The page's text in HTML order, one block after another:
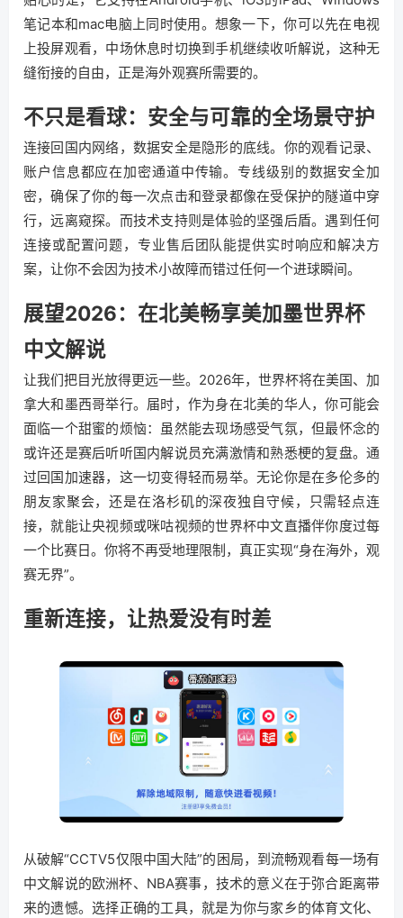
笔记本和mac电脑上同时使用。想象一下，你可以先在电视
上投屏观看，中场休息时切换到手机继续收听解说，这种无
缝衔接的自由，正是海外观赛所需要的。
不只是看球：安全与可靠的全场景守护
连接回国内网络，数据安全是隐形的底线。你的观看记录、
账户信息都应在加密通道中传输。专线级别的数据安全加
密，确保了你的每一次点击和登录都像在受保护的隧道中穿
行，远离窥探。而技术支持则是体验的坚强后盾。遇到任何
连接或配置问题，专业售后团队能提供实时响应和解决方
案，让你不会因为技术小故障而错过任何一个进球瞬间。
展望2026：在北美畅享美加墨世界杯
中文解说
让我们把目光放得更远一些。2026年，世界杯将在美国、加
拿大和墨西哥举行。届时，作为身在北美的华人，你可能会
面临一个甜蜜的烦恼：虽然能去现场感受气氛，但最怀念的
或许还是赛后听听国内解说员充满激情和熟悉梗的复盘。通
过回国加速器，这一切变得轻而易举。无论你是在多伦多的
朋友家聚会，还是在洛杉矶的深夜独自守候，只需轻点连
接，就能让央视频或咪咕视频的世界杯中文直播伴你度过每
一个比赛日。你将不再受地理限制，真正实现“身在海外，观
赛无界”。
重新连接，让热爱没有时差
从破解“CCTV5仅限中国大陆”的困局，到流畅观看每一场有
中文解说的欧洲杯、NBA赛事，技术的意义在于弥合距离带
来的遗憾。选择正确的工具，就是为你与家乡的体育文化、